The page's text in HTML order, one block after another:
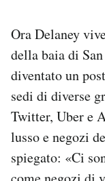
Ora Delaney
della baia di
diventato un
sedi di diverse
Twitter, Uber e
lusso e negozi
spiegato: «Ci